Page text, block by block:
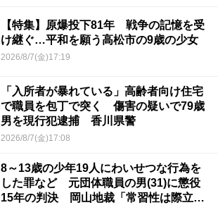
【特集】原爆投下81年 戦争の記憶を受
け継ぐ…平和を願う高松市の9歳の少女
2026/8/7(金)17:19
「入所者が暴れている」高齢者向け住宅
で職員を包丁で突く 傷害の疑いで79歳
男を現行犯逮捕 香川県警
2026/8/7(金)17:08
8～13歳の少年19人にわいせつな行為を
した罪など 元団体職員の男(31)に懲役
15年の判決 岡山地裁「常習性は際立っ